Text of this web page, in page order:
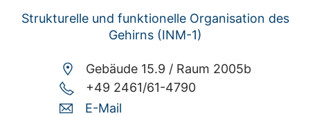
Strukturelle und funktionelle Organisation des
Gehirns (INM-1)
Gebäude 15.9 / Raum 2005b
+49 2461/61-4790
E-Mail